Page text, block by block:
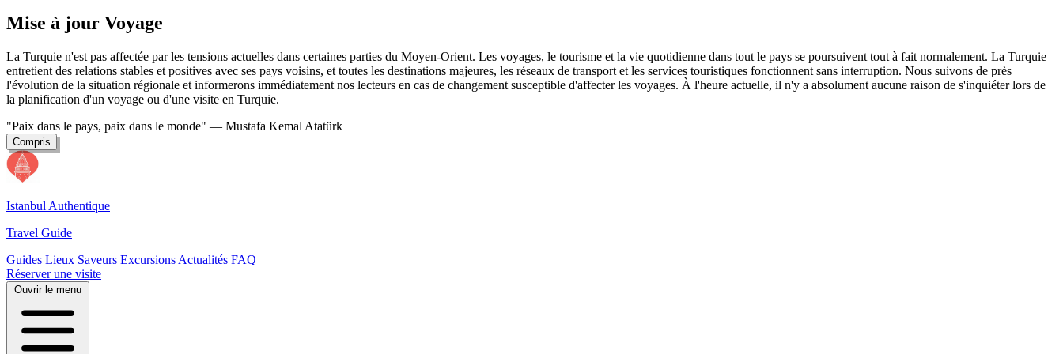
Mise à jour Voyage
La Turquie n'est pas affectée par les tensions actuelles dans certaines parties du Moyen-Orient. Les voyages, le tourisme et la vie quotidienne dans tout le pays se poursuivent tout à fait normalement. La Turquie
entretient des relations stables et positives avec ses pays voisins, et toutes les destinations majeures, les réseaux de transport et les services touristiques fonctionnent sans interruption. Nous suivons de près
l'évolution de la situation régionale et informerons immédiatement nos lecteurs en cas de changement susceptible d'affecter les voyages. À l'heure actuelle, il n'y a absolument aucune raison de s'inquiéter lors de
la planification d'un voyage ou d'une visite en Turquie.
"Paix dans le pays, paix dans le monde" — Mustafa Kemal Atatürk
Compris
Istanbul Authentique
Travel Guide
Guides Lieux Saveurs Excursions Actualités FAQ
Réserver une visite
Ouvrir le menu